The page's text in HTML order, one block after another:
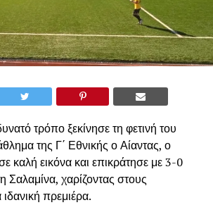
τρόπο ξεκίνησε τη φετινή του
της Γ΄ Εθνικής ο Αίαντας, ο
καλή εικόνα και επικράτησε με 3-0
Σαλαμίνα, χαρίζοντας στους
πρεμιέρα.